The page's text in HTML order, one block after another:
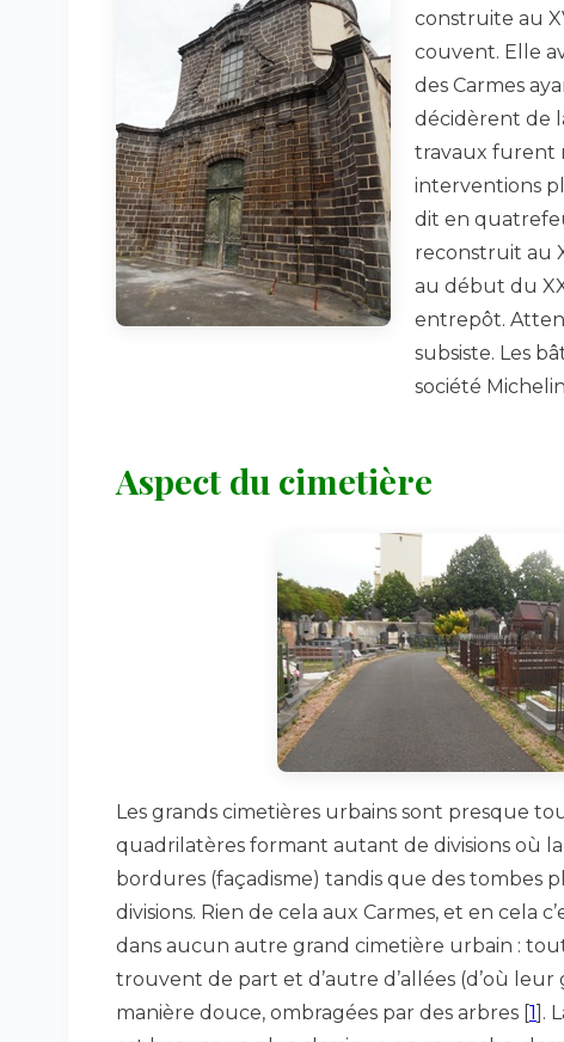
construite au
couvent. Elle
des Carmes
décidèrent de
travaux furent
interventions
dit en
reconstruit au
au début du
entrepôt.
subsiste. Les
société
Aspect du cimetière
Les grands cimetières urbains sont presque
quadrilatères formant autant de divisions où
bordures (façadisme) tandis que des tombes
divisions. Rien de cela aux Carmes, et en cela
dans aucun autre grand cimetière urbain :
trouvent de part et d’autre d’allées (d’où
manière douce, ombragées par des arbres [1] .